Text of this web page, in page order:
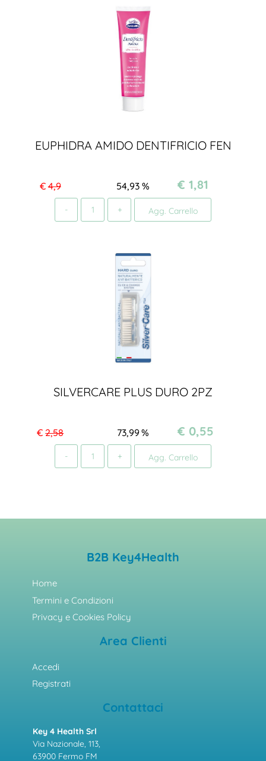
EUPHIDRA AMIDO DENTIFRICIO FEN
€4,9 %
54,93 € 1,81
Agg. Carrello
SILVERCARE PLUS DURO 2PZ
€ 2,58 %
73,99 € 0,55
Agg. Carrello
B2B Key4Health
Home
Termini e Condizioni
Privacy e Cookies Policy
Area Clienti
Accedi
Registrati
Contattaci
Key 4 Health Srl
Via Nazionale, 113,
63900 Fermo FM